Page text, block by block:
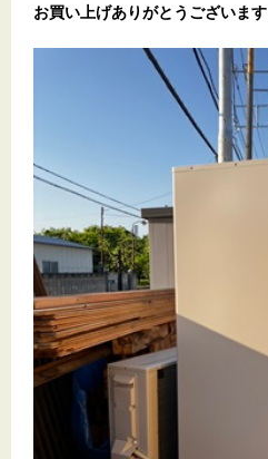
お買い上げありがとうございます